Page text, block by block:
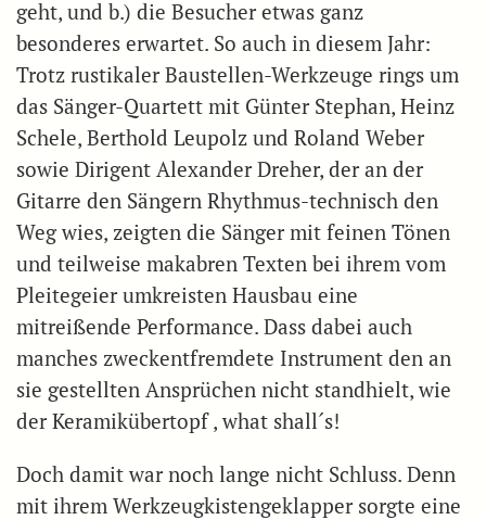
geht, und b.) die Besucher etwas ganz
besonderes erwartet. So auch in diesem Jahr:
Trotz rustikaler Baustellen-Werkzeuge rings um
das Sänger-Quartett mit Günter Stephan, Heinz
Schele, Berthold Leupolz und Roland Weber
sowie Dirigent Alexander Dreher, der an der
Gitarre den Sängern Rhythmus-technisch den
Weg wies, zeigten die Sänger mit feinen Tönen
und teilweise makabren Texten bei ihrem vom
Pleitegeier umkreisten Hausbau eine
mitreißende Performance. Dass dabei auch
manches zweckentfremdete Instrument den an
sie gestellten Ansprüchen nicht standhielt, wie
der Keramikübertopf , what shall´s!
Doch damit war noch lange nicht Schluss. Denn
mit ihrem Werkzeugkistengeklapper sorgte eine